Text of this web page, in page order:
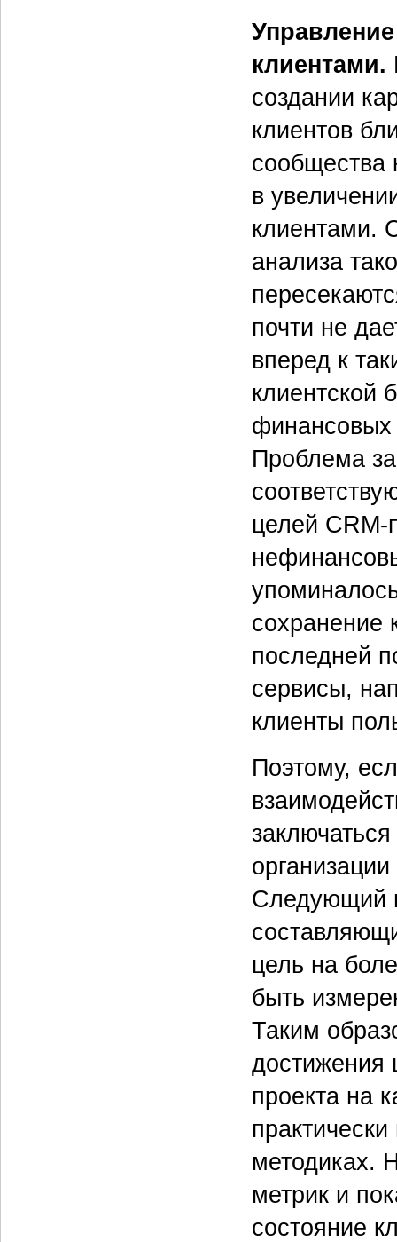
клиентами.
создании
клиентов
сообщества
в
клиентами.
анализа
почти не
вперед к
клиентской
финансовых
Проблема
целей CRM-
сохранение
последней
сервисы,
клиенты
Поэтому,
Следующий
цель на
быть
Таким
достижения
проекта на
методиках.
метрик и
состояние